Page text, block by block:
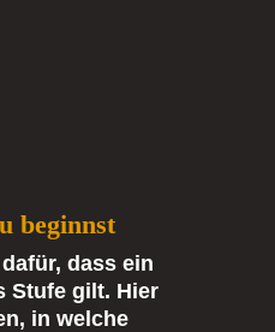
beginnst
dass ein
Stufe gilt. Hier
in welche